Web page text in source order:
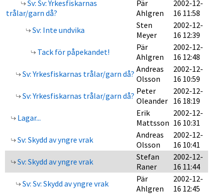
Sv: Sv: Yrkesfiskarnas
trålar/garn då?
Pär
Ahlgren
2002-12-
16 11:58
Sv: Inte undvika
Sten
Meyer
2002-12-
16 12:39
Tack för påpekandet!
Pär
Ahlgren
2002-12-
16 12:48
Sv: Yrkesfiskarnas trålar/garn då? Andreas
Olsson
2002-12-
16 10:59
Sv: Yrkesfiskarnas trålar/garn då? Peter
Oleander
2002-12-
16 18:19
Lagar...
Erik
Mattsson
2002-12-
16 10:31
Sv: Skydd av yngre vrak
Andreas
Olsson
2002-12-
16 10:41
Sv: Skydd av yngre vrak
Stefan
Raner
2002-12-
16 11:44
Sv: Sv: Skydd av yngre vrak
Pär
Ahlgren
2002-12-
16 12:45